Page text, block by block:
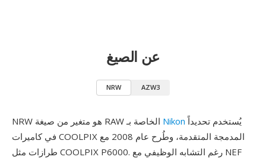
عن الصيغ
NRW AZW3
Nikon يُستخدم تحديداً
في كاميرات COOLPIX المدمجة المتقدمة، وطُرح عام 2008 مع
طرازات مثل COOLPIX P6000. رغم التشابه الوظيفي مع NEF